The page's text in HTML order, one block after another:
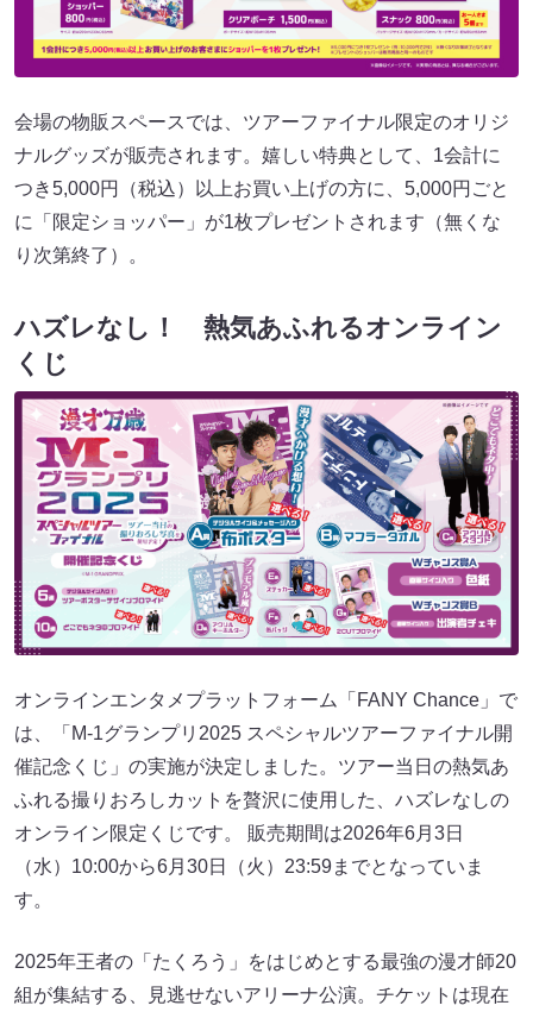
会場の物販スペースでは、ツアーファイナル限定のオリジ
ナルグッズが販売されます。嬉しい特典として、1会計に
つき5,000円（税込）以上お買い上げの方に、5,000円ごと
に「限定ショッパー」が1枚プレゼントされます（無くな
り次第終了）。
ハズレなし！ 熱気あふれるオンライン
くじ
オンラインエンタメプラットフォーム「FANY Chance」で
は、「M-1グランプリ2025 スペシャルツアーファイナル開
催記念くじ」の実施が決定しました。ツアー当日の熱気あ
ふれる撮りおろしカットを贅沢に使用した、ハズレなしの
オンライン限定くじです。 販売期間は2026年6月3日
（水）10:00から6月30日（火）23:59までとなっていま
す。
2025年王者の「たくろう」をはじめとする最強の漫才師20
組が集結する、見逃せないアリーナ公演。チケットは現在